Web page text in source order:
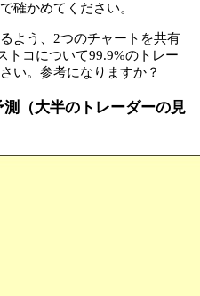
確かめてください。
よう、2つのチャートを共有
トコについて99.9%のトレー
い。参考になりますか？
（大半のトレーダーの見